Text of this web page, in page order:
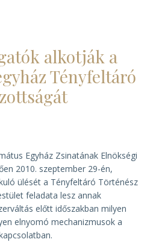
alkotják a
Tényfeltáró
Egyház Zsinatának Elnökségi
2010. szeptember 29-én,
ülését a Tényfeltáró Történész
feladata lesz annak
előtt időszakban milyen
elnyomó mechanizmusok a